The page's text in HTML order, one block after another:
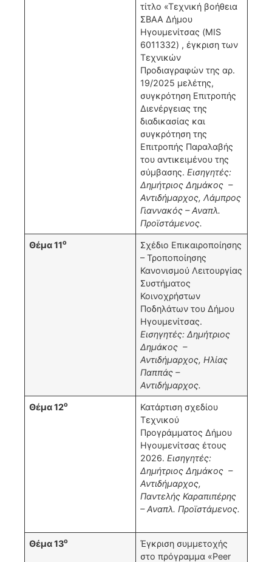
τίτλο «Τεχνική βοήθεια
ΣΒΑΑ Δήμου
Ηγουμενίτσας (MIS
6011332) , έγκριση των
Τεχνικών
Προδιαγραφών της αρ.
19/2025 μελέτης,
συγκρότηση Επιτροπής
Διενέργειας της
διαδικασίας και
συγκρότηση της
Επιτροπής Παραλαβής
του αντικειμένου της
σύμβασης.Εισηγητές:
Δημήτριος Δημάκος –
Αντιδήμαρχος, Λάμπρος
Γιαννακός – Αναπλ.
Προϊστάμενος.
Θέμα 11ο
Σχέδιο Επικαιροποίησης
– Τροποποίησης
Κανονισμού Λειτουργίας
Συστήματος
Κοινοχρήστων
Ποδηλάτων του Δήμου
Ηγουμενίτσας.
Εισηγητές: Δημήτριος
Δημάκος –
Αντιδήμαρχος, Ηλίας
Παππάς –
Αντιδήμαρχος.
Θέμα 12ο
Κατάρτιση σχεδίου
Τεχνικού
Προγράμματος Δήμου
Ηγουμενίτσας έτους
2026.Εισηγητές:
Δημήτριος Δημάκος –
Αντιδήμαρχος,
Παντελής Καραπιπέρης
– Αναπλ. Προϊστάμενος.
Θέμα 13ο
Έγκριση συμμετοχής
στο πρόγραμμα «Peer